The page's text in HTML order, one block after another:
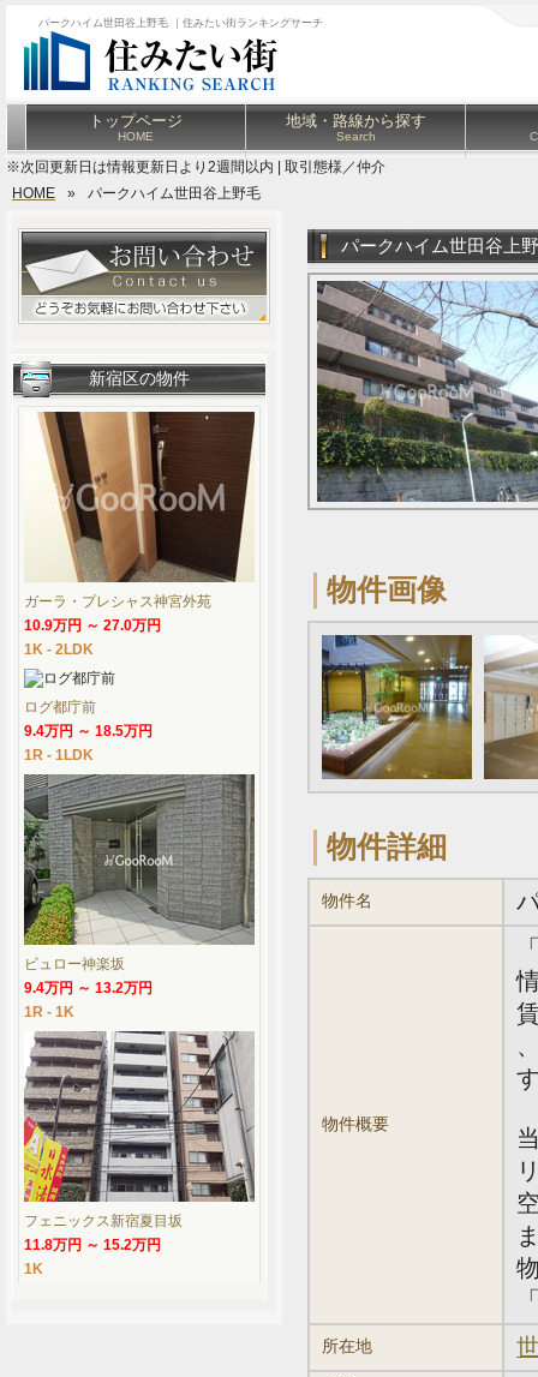
パークハイム世田谷上野毛 ｜住みたい街ランキングサーチ
トップページ
HOME
地域・路線から探す
Search
※次回更新日は情報更新日より2週間以内 | 取引態様／仲介
HOME
» パークハイム世田谷上野毛
パークハイム世田谷上
物件画像
物件詳細
物件名
物件概要
所在地
新宿区の物件
ガーラ・プレシャス神宮外苑
10.9万円 ～ 27.0万円
1K - 2LDK
ログ都庁前
9.4万円 ～ 18.5万円
1R - 1LDK
ビュロー神楽坂
9.4万円 ～ 13.2万円
1R - 1K
フェニックス新宿夏目坂
11.8万円 ～ 15.2万円
1K